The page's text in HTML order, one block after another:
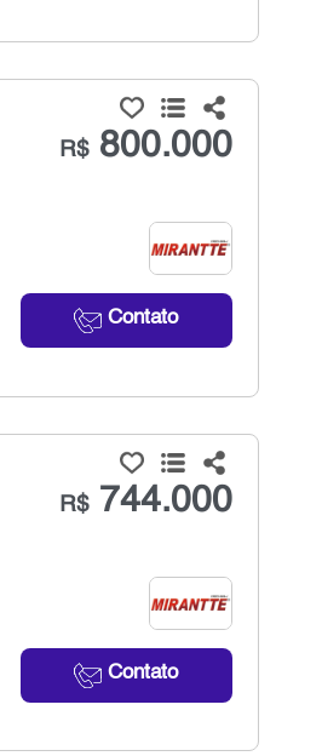
R$800.000
Contato
R$744.000
Contato